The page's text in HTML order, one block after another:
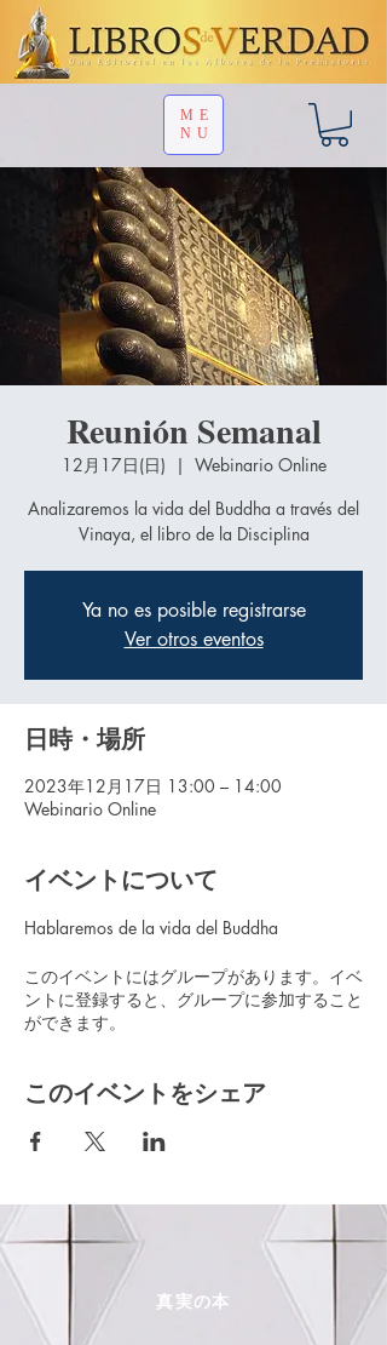
ME
NU
Reunión Semanal
12月17日(日)
  |
Webinario Online
Analizaremos la vida del Buddha a través del
Vinaya, el libro de la Disciplina
Ya no es posible registrarse
Ver otros eventos
日時・場所
2023年12月17日 13:00 – 14:00
Webinario Online
イベントについて
Hablaremos de la vida del Buddha
このイベントにはグループがあります。イベ
ントに登録すると、グループに参加すること
ができます。
このイベントをシェア
真実の本